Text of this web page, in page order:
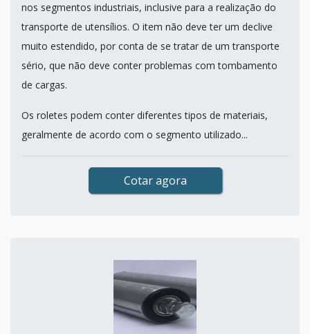
nos segmentos industriais, inclusive para a realização do
transporte de utensílios. O item não deve ter um declive
muito estendido, por conta de se tratar de um transporte
sério, que não deve conter problemas com tombamento
de cargas.
Os roletes podem conter diferentes tipos de materiais,
geralmente de acordo com o segmento utilizado...
Cotar agora